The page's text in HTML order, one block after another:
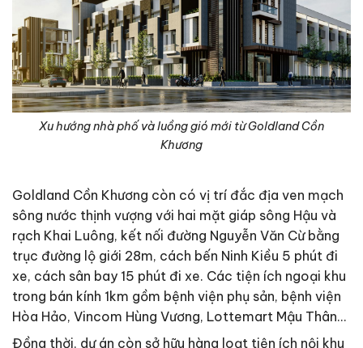
Xu hướng nhà phố và luồng gió mới từ Goldland Cồn
Khương
Goldland Cồn Khương còn có vị trí đắc địa ven mạch
sông nước thịnh vượng với hai mặt giáp sông Hậu và
rạch Khai Luông, kết nối đường Nguyễn Văn Cừ bằng
trục đường lộ giới 28m, cách bến Ninh Kiều 5 phút đi
xe, cách sân bay 15 phút đi xe. Các tiện ích ngoại khu
trong bán kính 1km gồm bệnh viện phụ sản, bệnh viện
Hòa Hảo, Vincom Hùng Vương, Lottemart Mậu Thân…
Đồng thời, dự án còn sở hữu hàng loạt tiện ích nội khu